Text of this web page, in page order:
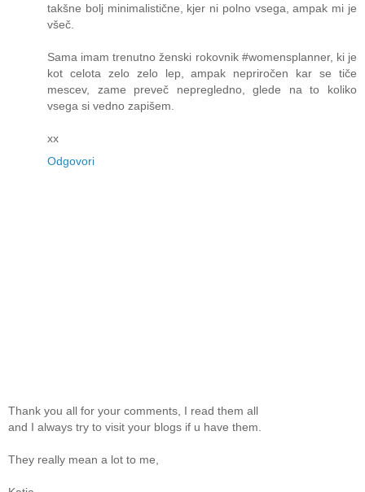
takšne bolj minimalistične, kjer ni polno vsega, ampak mi je
všeč.
Sama imam trenutno ženski rokovnik #womensplanner, ki je
kot celota zelo zelo lep, ampak nepriročen kar se tiče
mescev, zame preveč nepregledno, glede na to koliko
vsega si vedno zapišem.
xx
Odgovori
Thank you all for your comments, I read them all
and I always try to visit your blogs if u have them.
They really mean a lot to me,